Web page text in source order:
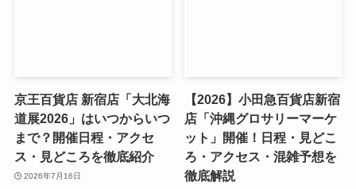
京王百貨店 新宿店「大北海
道展2026」はいつからいつ
まで？開催日程・アクセ
ス・見どころを徹底紹介
2026年7月16日
【2026】小田急百貨店新宿
店「沖縄グロサリーマーケ
ット」開催！日程・見どこ
ろ・アクセス・混雑予想を
徹底解説